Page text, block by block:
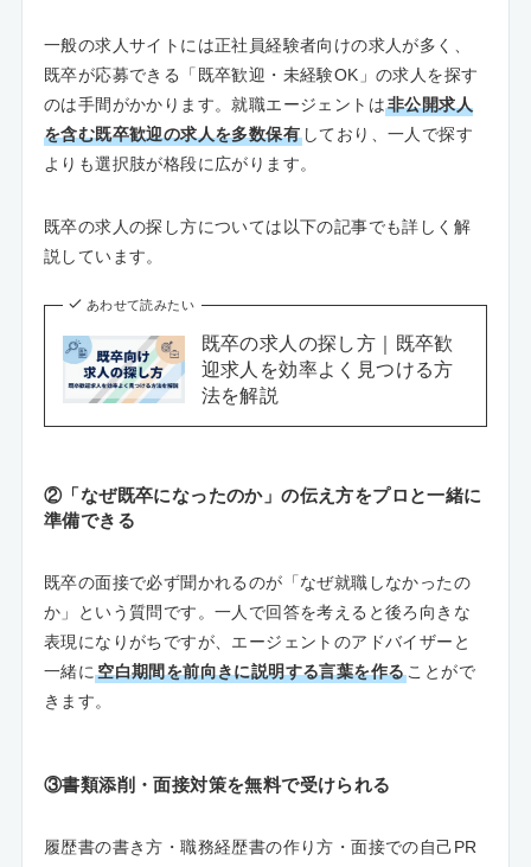
一般の求人サイトには正社員経験者向けの求人が多く、
既卒が応募できる「既卒歓迎・未経験OK」の求人を探す
のは手間がかかります。就職エージェントは非公開求人
を含む既卒歓迎の求人を多数保有しており、一人で探す
よりも選択肢が格段に広がります。
既卒の求人の探し方については以下の記事でも詳しく解
説しています。
あわせて読みたい
既卒の求人の探し方｜既卒歓
迎求人を効率よく見つける方
法を解説
②「なぜ既卒になったのか」の伝え方をプロと一緒に
準備できる
既卒の面接で必ず聞かれるのが「なぜ就職しなかったの
か」という質問です。一人で回答を考えると後ろ向きな
表現になりがちですが、エージェントのアドバイザーと
一緒に空白期間を前向きに説明する言葉を作ることがで
きます。
③書類添削・面接対策を無料で受けられる
履歴書の書き方・職務経歴書の作り方・面接での自己PR